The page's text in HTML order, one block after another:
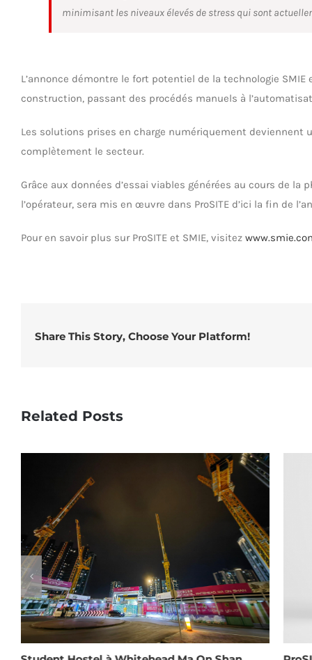
minimisant les niveaux élevés de stress qui sont
L’annonce démontre le fort potentiel de la technologie
construction, passant des procédés manuels à
Les solutions prises en charge numériquement
complètement le secteur.
Grâce aux données d’essai viables générées au cours de
l’opérateur, sera mis en œuvre dans ProSITE d’ici la fin de
Pour en savoir plus sur ProSITE et SMIE, visitez
Share This Story, Choose Your Platform!
Related Posts